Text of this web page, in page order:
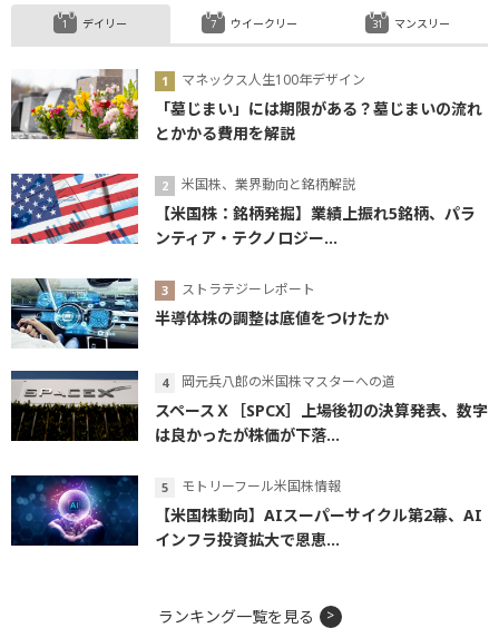
デイリー
マネックス人生100年デザイン
「墓じまい」には期限がある？墓じまいの流れ
とかかる費用を解説
米国株、業界動向と銘柄解説
【米国株：銘柄発掘】業績上振れ5銘柄、パラ
ンティア・テクノロジー...
ストラテジーレポート
半導体株の調整は底値をつけたか
岡元兵八郎の米国株マスターへの道
スペースＸ［SPCX］上場後初の決算発表、数字
は良かったが株価が下落...
モトリーフール米国株情報
【米国株動向】AIスーパーサイクル第2幕、AI
インフラ投資拡大で恩恵...
ウイークリー マンスリー
ランキング一覧を見る